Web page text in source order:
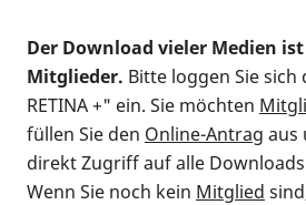
Der Download vieler Medien
Mitglieder. Bitte loggen Sie
RETINA +" ein. Sie möchten
füllen Sie den Online-Antrag aus
direkt Zugriff auf alle
Wenn Sie noch kein Mitglied